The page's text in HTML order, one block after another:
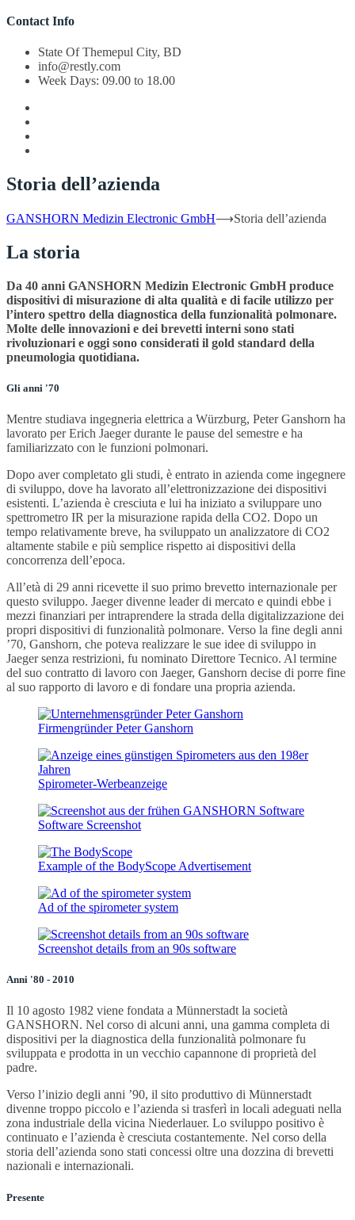
Contact Info
State Of Themepul City, BD
info@restly.com
Week Days: 09.00 to 18.00
Storia dell’azienda
GANSHORN Medizin Electronic GmbH⟶Storia dell’azienda
La storia
Da 40 anni GANSHORN Medizin Electronic GmbH produce
dispositivi di misurazione di alta qualità e di facile utilizzo per
l’intero spettro della diagnostica della funzionalità polmonare.
Molte delle innovazioni e dei brevetti interni sono stati
rivoluzionari e oggi sono considerati il gold standard della
pneumologia quotidiana.
Gli anni '70
Mentre studiava ingegneria elettrica a Würzburg, Peter Ganshorn ha
lavorato per Erich Jaeger durante le pause del semestre e ha
familiarizzato con le funzioni polmonari.
Dopo aver completato gli studi, è entrato in azienda come ingegnere
di sviluppo, dove ha lavorato all’elettronizzazione dei dispositivi
esistenti. L’azienda è cresciuta e lui ha iniziato a sviluppare uno
spettrometro IR per la misurazione rapida della CO2. Dopo un
tempo relativamente breve, ha sviluppato un analizzatore di CO2
altamente stabile e più semplice rispetto ai dispositivi della
concorrenza dell’epoca.
All’età di 29 anni ricevette il suo primo brevetto internazionale per
questo sviluppo. Jaeger divenne leader di mercato e quindi ebbe i
mezzi finanziari per intraprendere la strada della digitalizzazione dei
propri dispositivi di funzionalità polmonare. Verso la fine degli anni
’70, Ganshorn, che poteva realizzare le sue idee di sviluppo in
Jaeger senza restrizioni, fu nominato Direttore Tecnico. Al termine
del suo contratto di lavoro con Jaeger, Ganshorn decise di porre fine
al suo rapporto di lavoro e di fondare una propria azienda.
Firmengründer Peter Ganshorn
Spirometer-Werbeanzeige
Software Screenshot
Example of the BodyScope Advertisement
Ad of the spirometer system
Screenshot details from an 90s software
Anni '80 - 2010
Il 10 agosto 1982 viene fondata a Münnerstadt la società
GANSHORN. Nel corso di alcuni anni, una gamma completa di
dispositivi per la diagnostica della funzionalità polmonare fu
sviluppata e prodotta in un vecchio capannone di proprietà del
padre.
Verso l’inizio degli anni ’90, il sito produttivo di Münnerstadt
divenne troppo piccolo e l’azienda si trasferì in locali adeguati nella
zona industriale della vicina Niederlauer. Lo sviluppo positivo è
continuato e l’azienda è cresciuta costantemente. Nel corso della
storia dell’azienda sono stati concessi oltre una dozzina di brevetti
nazionali e internazionali.
Presente